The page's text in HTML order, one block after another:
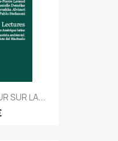
SUR LA...